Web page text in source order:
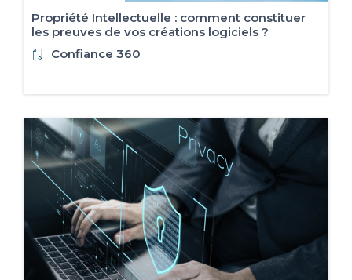
Propriété Intellectuelle : comment constituer
les preuves de vos créations logiciels ?
Confiance 360